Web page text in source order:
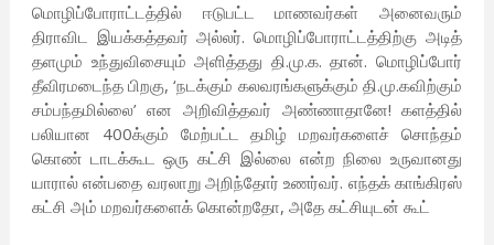
மொழிப்போராட்டத்தில் ஈடுபட்ட மாணவர்கள் அனைவரும்
திராவிட இயக்கத்தவர் அல்லர். மொழிப்போராட்டத்திற்கு அடித்
தளமும் உந்துவிசையும் அளித்தது தி.மு.க. தான். மொழிப்போர்
தீவிரமடைந்த பிறகு, ‘நடக்கும் கலவரங்களுக்கும் தி.மு.கவிற்கும்
சம்பந்தமில்லை’ என அறிவித்தவர் அண்ணாதானே! களத்தில்
பலியான 400க்கும் மேற்பட்ட தமிழ் மறவர்களைச் சொந்தம்
கொண் டாடக்கூட ஒரு கட்சி இல்லை என்ற நிலை உருவானது
யாரால் என்பதை வரலாறு அறிந்தோர் உணர்வர். எந்தக் காங்கிரஸ்
கட்சி அம் மறவர்களைக் கொன்றதோ, அதே கட்சியுடன் கூட்